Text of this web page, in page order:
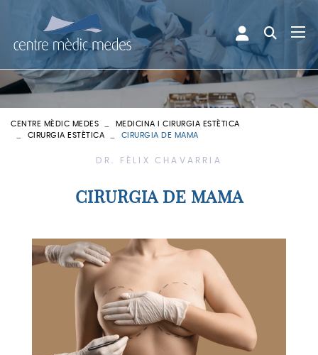
CENTRE MÈDIC MEDES
MEDICINA I CIRURGIA ESTÈTICA
CIRURGIA ESTÈTICA
CIRURGIA DE MAMA
DR. FÈLIX CHAVARRIA
CIRURGIA DE MAMA